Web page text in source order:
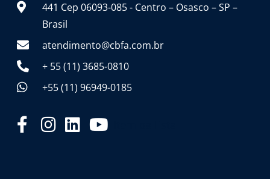
441 Cep 06093-085 - Centro – Osasco – SP –
Brasil
atendimento@cbfa.com.br
+ 55 (11) 3685-0810
+55 (11) 96949-0185